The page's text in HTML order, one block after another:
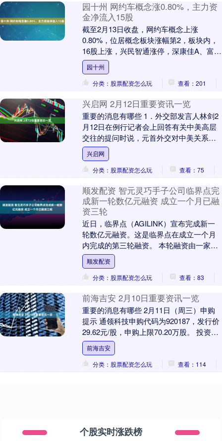
园十州 网约车概念涨0.80%，主力资
金净流入15股
截至2月13日收盘，网约车概念上涨
0.80%，位居概念板块涨幅第2，板块内，
16股上涨，兴民智通涨停，深康佳A、富临
运业、海汽集团等涨幅居前，分别上涨
5.07%....
园十州
分类：股票配资怎么玩
查看：201
兴启网 2月12日重要资讯一览
重要的消息有哪些 1．外交部发言人林剑2
月12日在例行记者会上回答有关中美高层
交往的提问时说，元首外交对中美关系发
挥着不可替代的战略引领作用。不久前的
两国元首通....
兴启网
分类：股票配资怎么玩
查看：75
顺发配资 智元灵巧手子公司临界点完
成新一轮数亿元融资 成立一个月已融
资三轮
近日，临界点（AGILINK）宣布完成新一
轮数亿元融资。这是临界点在成立一个月
内完成的第三轮融资。 本轮融资由一家头
部互联网大厂领投，BV百度风投、云锋基
金等顶....
顺发配资
分类：股票配资怎么玩
查看：83
前海吉安 2月10日重要资讯一览
重要的消息有哪些 2月11日（周三）申购
提示 通领科技申购代码为920187，发行价
29.62元/股，申购上限70.20万股。 投资有
风险，申购需谨慎。 1．央....
前海吉安
分类：股票配资怎么玩
查看：114
个股实时涨跌榜